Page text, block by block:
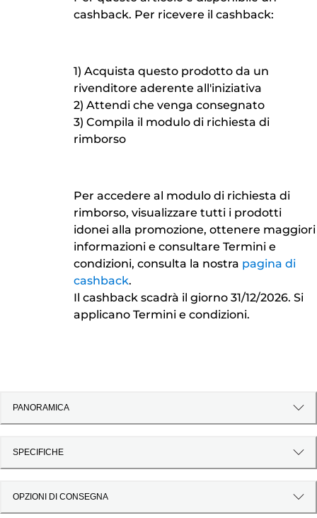
cashback. Per ricevere il cashback:
1) Acquista questo prodotto da un
rivenditore aderente all'iniziativa
2) Attendi che venga consegnato
3) Compila il modulo di richiesta di
rimborso
Per accedere al modulo di richiesta di
rimborso, visualizzare tutti i prodotti
idonei alla promozione, ottenere maggiori
informazioni e consultare Termini e
condizioni, consulta la nostra pagina di
cashback.
Il cashback scadrà il giorno 31/12/2026. Si
applicano Termini e condizioni.
PANORAMICA
SPECIFICHE
OPZIONI DI CONSEGNA